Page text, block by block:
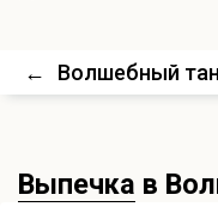
← Волшебный
Выпечка в